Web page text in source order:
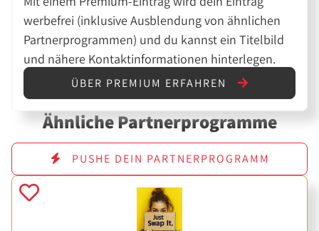
werbefrei (inklusive Ausblendung von ähnlichen
Partnerprogrammen) und du kannst ein Titelbild
und nähere Kontaktinformationen hinterlegen.
ÜBER PREMIUM ERFAHREN
Ähnliche Partnerprogramme
PUSHE DEIN PARTNERPROGRAMM